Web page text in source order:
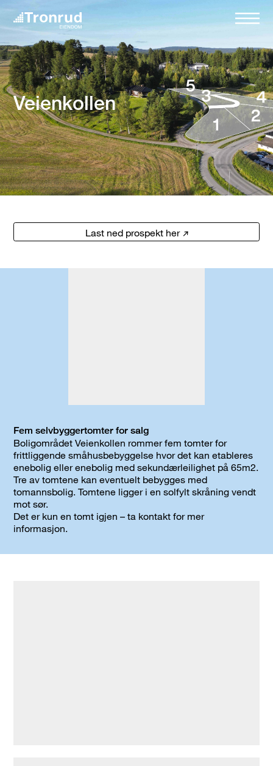
Veienkollen
Last ned prospekt her
Fem selvbyggertomter for salg
Boligområdet Veienkollen rommer fem tomter for
frittliggende småhusbebyggelse hvor det kan etableres
enebolig eller enebolig med sekundærleilighet på 65m2.
Tre av tomtene kan eventuelt bebygges med
tomannsbolig. Tomtene ligger i en solfylt skråning vendt
mot sør.
Det er kun en tomt igjen – ta kontakt for mer
informasjon.